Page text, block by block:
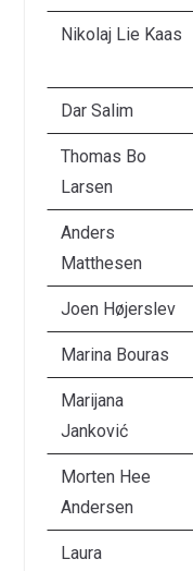
Nikolaj Lie Kaas
Dar Salim
Thomas Bo
Larsen
Anders
Matthesen
Joen Højerslev
Marina Bouras
Marijana
Janković
Morten Hee
Andersen
Laura